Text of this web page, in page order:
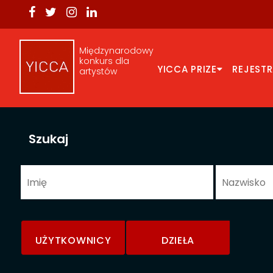
Międzynarodowy
konkurs dla
artystów
YICCA PRIZE
Szukaj
UŻYTKOWNICY DZIEŁA